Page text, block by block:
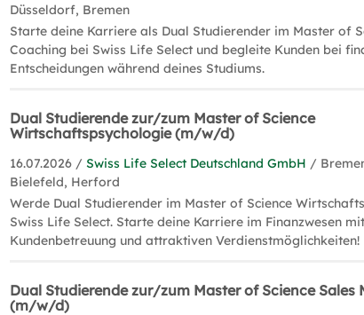
Düsseldorf, Bremen
Starte deine Karriere als Dual Studierender im Master of
Coaching bei Swiss Life Select und begleite Kunden bei
Entscheidungen während deines Studiums.
Dual Studierende zur/zum Master of Science
Wirtschaftspsychologie (m/w/d)
16.07.2026 /Swiss Life Select Deutschland GmbH /
Bielefeld, Herford
Werde Dual Studierender im Master of Science
Swiss Life Select. Starte deine Karriere im Finanzwesen
Kundenbetreuung und attraktiven Verdienstmöglichkeiten!
Dual Studierende zur/zum Master of Science Sales
(m/w/d)